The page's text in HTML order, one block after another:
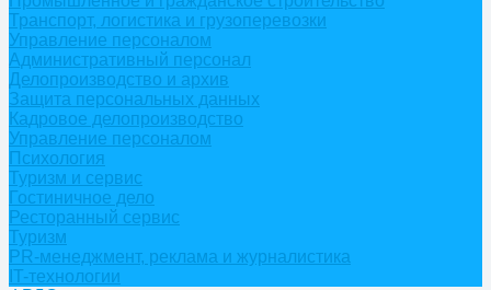
Транспорт, логистика и грузоперевозки
Управление персоналом
Административный персонал
Делопроизводство и архив
Защита персональных данных
Кадровое делопроизводство
Управление персоналом
Психология
Туризм и сервис
Гостиничное дело
Ресторанный сервис
Туризм
PR-менеджмент, реклама и журналистика
IT-технологии